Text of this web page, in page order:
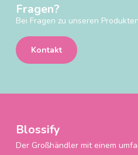
Fragen?
Bei Fragen zu unseren
Kontakt
Blossify
Der Großhändler mit einem